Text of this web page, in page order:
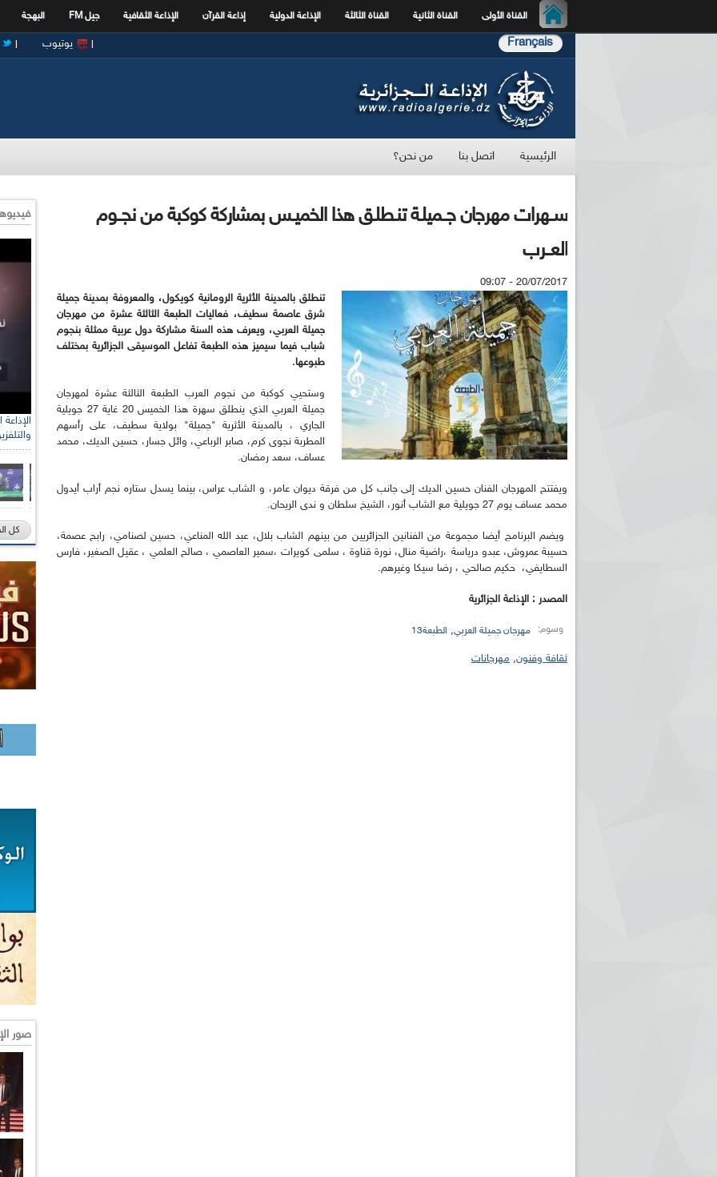
القناة الأولى القناة الثانية القناة الثالثة الإذاعة الدولية إذاعة القرآن الإذاعة الثقافية جيل FM البهجة
Français يوتيوب
الرئيسية اتصل بنا من نحن؟
ســهرات مهرجان جــميلـة تنـطلـق هذا الخميـس بمشاركة كوكبة من نجــوم
العــرب
20/07/2017 - 09:07
تنطلق بالمدينة الأثرية الرومانية كويكول، والمعروفة بمدينة جميلة
شرق عاصمة سطيف، فعاليات الطبعة الثالثة عشرة من مهرجان
جميلة العربي، ويعرف هذه السنة مشاركة دول عربية ممثلة بنجوم
شباب فيما سيميز هذه الطبعة تفاعل الموسيقى الجزائرية بمختلف
طبوعها.
وستحيي كوكبة من نجوم العرب الطبعة الثالثة عشرة لمهرجان
جميلة العربي الذي ينطلق سهرة هذا الخميس 20 غاية 27 جويلية
الجاري ، بالمدينة الأثرية "جميلة" بولاية سطيف، على رأسهم
المطربة نجوى كرم، صابر الرباعي، وائل جسار، حسين الديك، محمد
عساف، سعد رمضان.
ويفتتح المهرجان الفنان حسين الديك إلى جانب كل من فرقة ديوان عامر، و الشاب عراس، بينما يسدل ستاره نجم أراب أيدول
محمد عساف يوم 27 جويلية مع الشاب أنور، الشيخ سلطان و ندى الريحان.
ويضم البرنامج أيضا مجموعة من الفنانين الجزائريين من بينهم الشاب بلال، عبد الله المناعي، حسين لصنامي، رابح عصمة،
حسيبة عمروش، عبدو درياسة ،راضية منال، نورة قناوة ، سلمى كويرات ،سمير العاصمي ، صالح العلمي ، عقيل الصغير، فارس
السطايفي، حكيم صالحي ، رضا سيكا وغيرهم.
المصدر : الإذاعة الجزائرية
وسوم: مهرجان جميلة العربي, الطبعة13
ثقافة وفنون, مهرجانات
كل
صور